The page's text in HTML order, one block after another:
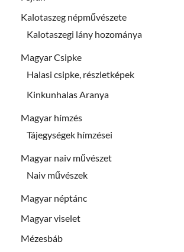
Kalotaszeg népművészete
Kalotaszegi lány hozománya
Magyar Csipke
Halasi csipke, részletképek
Kinkunhalas Aranya
Magyar hímzés
Tájegységek hímzései
Magyar naiv művészet
Naiv művészek
Magyar néptánc
Magyar viselet
Mézesbáb